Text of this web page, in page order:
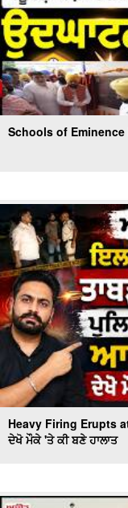
Schools of
Heavy Firing Erupts
ਦੇਖੋ ਮੌਕੇ 'ਤੇ ਕੀ ਬਣੇ ਹਾਲਾਤ